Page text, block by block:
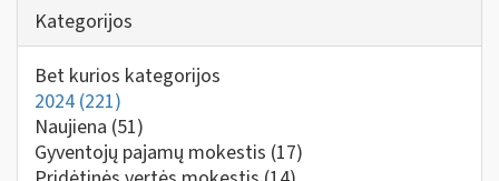
Kategorijos
Bet kurios kategorijos
2024 (221)
Naujiena (51)
Gyventojų pajamų mokestis (17)